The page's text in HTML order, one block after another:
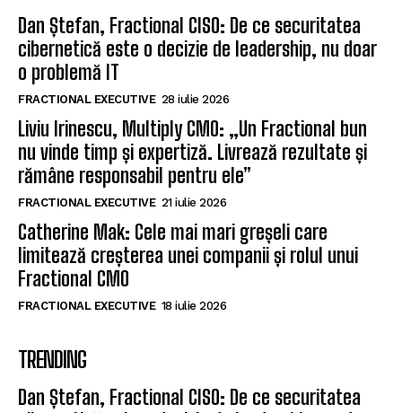
Dan Ștefan, Fractional CISO: De ce securitatea
cibernetică este o decizie de leadership, nu doar
o problemă IT
FRACTIONAL EXECUTIVE 28 iulie 2026
Liviu Irinescu, Multiply CMO: „Un Fractional bun
nu vinde timp și expertiză. Livrează rezultate și
rămâne responsabil pentru ele”
FRACTIONAL EXECUTIVE 21 iulie 2026
Catherine Mak: Cele mai mari greșeli care
limitează creșterea unei companii și rolul unui
Fractional CMO
FRACTIONAL EXECUTIVE 18 iulie 2026
TRENDING
Dan Ștefan, Fractional CISO: De ce securitatea